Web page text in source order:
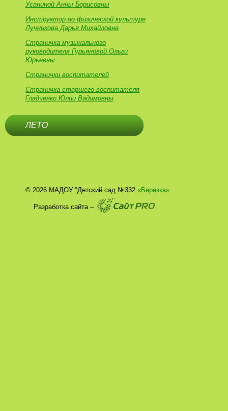
Усаниной Анны Борисовны
Инструктор по физической культуре
Лучникова Дарья Михайловна
Страничка музыкального
руководителя Гурьяновой Ольги
Юрьевны
Странички воспитателей
Страничка старшего воспитателя
Гладченко Юлии Вадимовны
ЛЕТО
© 2026 МАДОУ "Детский сад №332 «Берёзка»
Разработка сайта –